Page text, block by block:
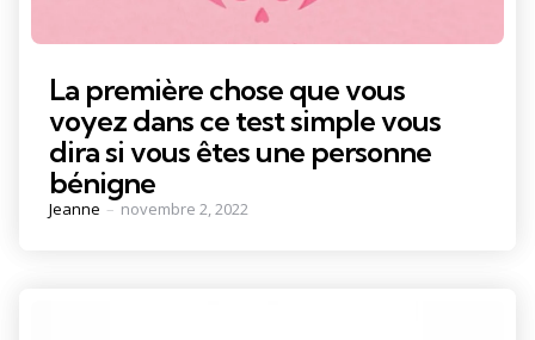
La première chose que vous
voyez dans ce test simple vous
dira si vous êtes une personne
bénigne
Posted
Jeanne novembre 2, 2022